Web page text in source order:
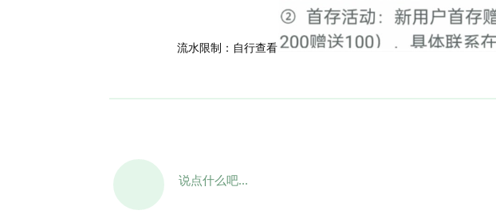
流水限制：自行查看
说点什么吧...